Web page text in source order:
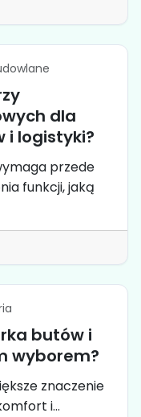
dla
i logistyki?
przede
funkcji, jaką
butów i
wyborem?
znaczenie
i...